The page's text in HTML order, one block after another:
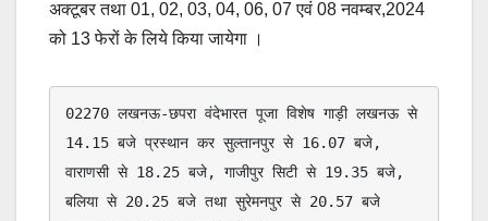
k
अक्टूबर तथा 01, 02, 03, 04, 06, 07 एवं 08 नवम्बर,2024
को 13 फेरों के लिये किया जायेगा ।
02270 लखनऊ-छपरा वंदेभारत पूजा विशेष गाड़ी लखनऊ से
14.15 बजे प्रस्थान कर सुल्तानपुर से 16.07 बजे,
वाराणसी से 18.25 बजे, गाजीपुर सिटी से 19.35 बजे,
बलिया से 20.25 बजे तथा सुरेमनपुर से 20.57 बजे